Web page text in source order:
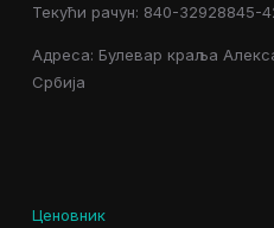
Текући рачун: 840-32928845-
Адреса: Булевар краља
Србија
Ценовник